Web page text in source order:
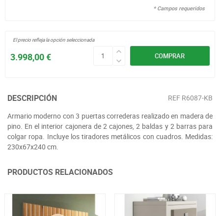
* Campos requeridos
COMPRAR
3.998,00 €
El precio refleja la opción seleccionada
DESCRIPCIÓN REF R6087-KB
Armario moderno con 3 puertas correderas realizado en madera de
pino. En el interior cajonera de 2 cajones, 2 baldas y 2 barras para
colgar ropa. Incluye los tiradores metálicos con cuadros. Medidas:
230x67x240 cm.
PRODUCTOS RELACIONADOS